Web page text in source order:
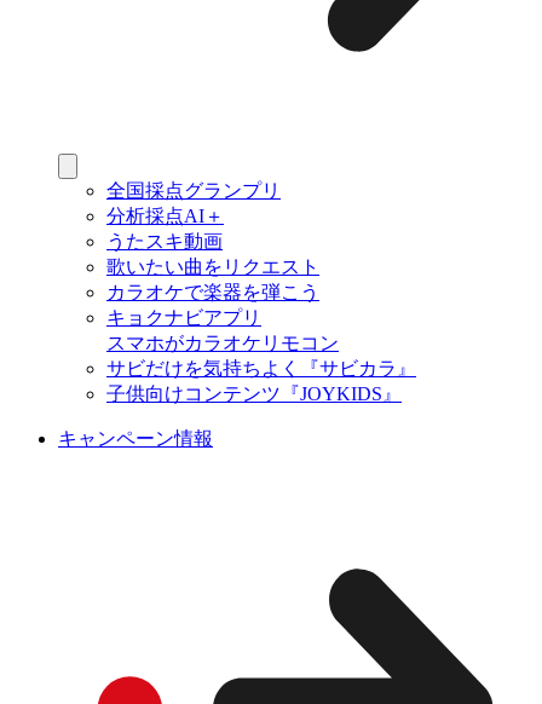
全国採点グランプリ
分析採点AI＋
うたスキ動画
歌いたい曲をリクエスト
カラオケで楽器を弾こう
キョクナビアプリ
スマホがカラオケリモコン
サビだけを気持ちよく『サビカラ』
子供向けコンテンツ『JOYKIDS』
キャンペーン情報